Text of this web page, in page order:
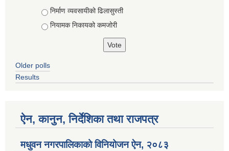
Choices
निर्माण व्यवसायीको ढिलासुस्ती
नियामक निकायको कमजोरी
Older polls
Results
ऐन, कानुन, निर्देशिका तथा राजपत्र
मधुवन नगरपालिकाको विनियोजन ऐन, २०८३